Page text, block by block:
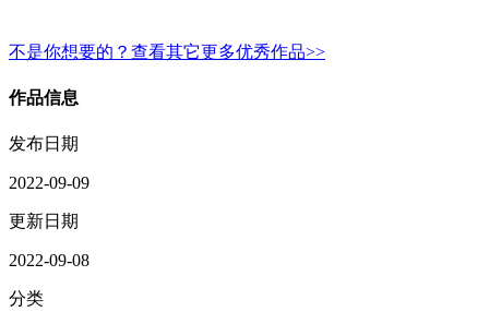
不是你想要的？查看其它更多优秀作品>>
作品信息
发布日期
2022-09-09
更新日期
2022-09-08
分类